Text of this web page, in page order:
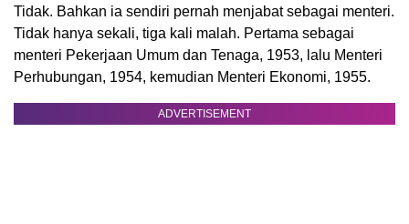
Tidak. Bahkan ia sendiri pernah menjabat sebagai menteri.
Tidak hanya sekali, tiga kali malah. Pertama sebagai
menteri Pekerjaan Umum dan Tenaga, 1953, lalu Menteri
Perhubungan, 1954, kemudian Menteri Ekonomi, 1955.
ADVERTISEMENT